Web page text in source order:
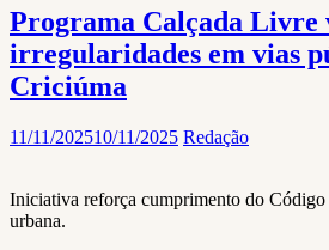
Programa Calçada Livre
irregularidades em vias
Criciúma
11/11/202510/11/2025 Redação
Iniciativa reforça cumprimento do Código
urbana.